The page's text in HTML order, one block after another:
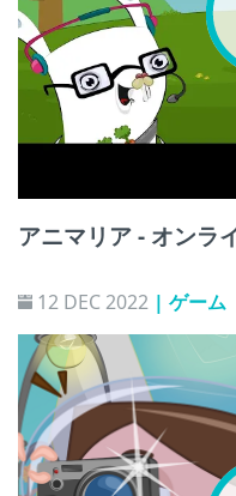
アニマリア - オンラ
12 DEC 2022 | ゲーム